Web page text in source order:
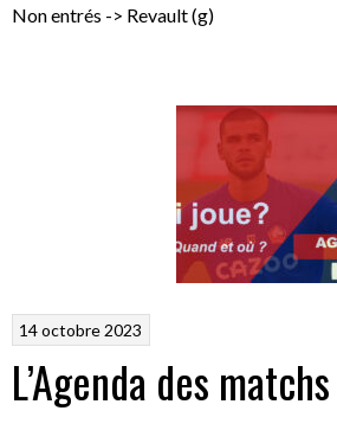
Non entrés -> Revault (g)
14 octobre 2023
L’Agenda des